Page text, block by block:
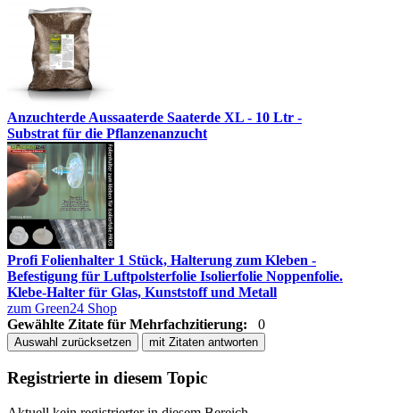
Anzuchterde Aussaaterde Saaterde XL - 10 Ltr -
Substrat für die Pflanzenanzucht
Profi Folienhalter 1 Stück, Halterung zum Kleben -
Befestigung für Luftpolsterfolie Isolierfolie Noppenfolie.
Klebe-Halter für Glas, Kunststoff und Metall
zum Green24 Shop
Gewählte Zitate für Mehrfachzitierung:
0
Auswahl zurücksetzen mit Zitaten antworten
Registrierte in diesem Topic